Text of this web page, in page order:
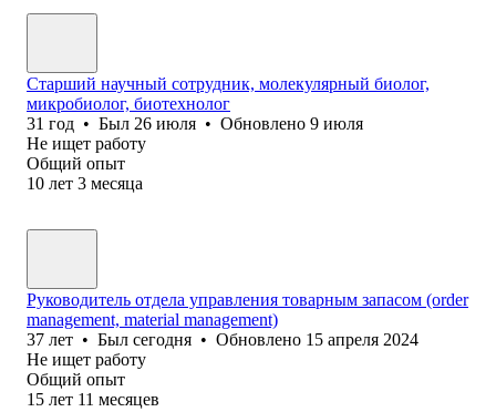
Старший научный сотрудник, молекулярный биолог,
микробиолог, биотехнолог
31 год • Был 26 июля • Обновлено 9 июля
Не ищет работу
Общий опыт
10 лет 3 месяца
Руководитель отдела управления товарным запасом (order
management, material management)
37 лет • Был сегодня • Обновлено 15 апреля 2024
Не ищет работу
Общий опыт
15 лет 11 месяцев